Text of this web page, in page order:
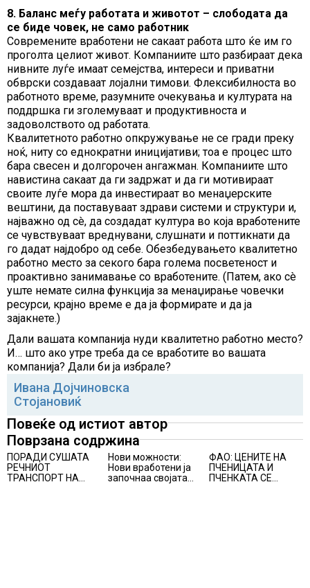
8. Баланс меѓу работата и животот – слободата да
се биде човек, не само работник
Современите вработени не сакаат работа што ќе им го
проголта целиот живот. Компаниите што разбираат дека
нивните луѓе имаат семејства, интереси и приватни
обврски создаваат лојални тимови. Флексибилноста во
работното време, разумните очекувања и културата на
поддршка ги зголемуваат и продуктивноста и
задоволството од работата.
Квалитетното работно опкружување не се гради преку
ноќ, ниту со еднократни иницијативи; тоа е процес што
бара свесен и долгорочен ангажман. Компаниите што
навистина сакаат да ги задржат и да ги мотивираат
своите луѓе мора да инвестираат во менаџерските
вештини, да поставуваат здрави системи и структури и,
најважно од сè, да создадат култура во која вработените
се чувствуваат вреднувани, слушнати и поттикнати да
го дадат најдобро од себе. Обезбедувањето квалитетно
работно место за секого бара голема посветеност и
проактивно занимавање со вработените. (Патем, ако сè
уште немате силна функција за менаџирање човечки
ресурси, крајно време е да ја формирате и да ја
зајакнете.)
Дали вашата компанија нуди квалитетно работно место?
И… што ако утре треба да се вработите во вашата
компанија? Дали би ја избрале?
Ивана Дојчиновска
Стојановиќ
Повеќе од истиот автор
Поврзана содржина
ПОРАДИ СУШАТА
РЕЧНИОТ
ТРАНСПОРТ НА
Нови можности:
Нови вработени ја
започнаа својата
ФАО: ЦЕНИТЕ НА
ПЧЕНИЦАТА И
ПЧЕНКАТА СЕ